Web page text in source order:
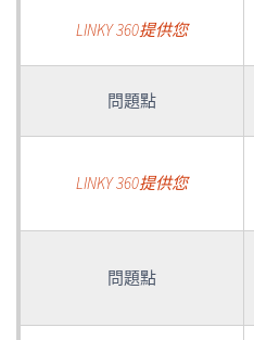
LINKY 360提供您
問題點
LINKY 360提供您
問題點